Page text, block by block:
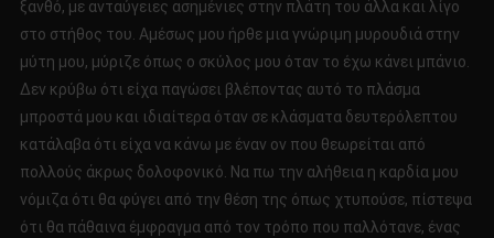
ξανθό, με ανταύγειες ασημένιες στην πλάτη του άλλα και λίγο
στο στήθος του. Αμέσως μου ήρθε μια γνώριμη μυρουδιά στην
μύτη μου, μύριζε όπως ο σκύλος μου όταν το έχω κάνει μπάνιο.
Δεν κρύβω ότι είχα παγώσει βλέποντας αυτό το πλάσμα
μπροστά μου και ιδιαίτερα όταν σε κλάσματα δευτερόλεπτου
κατάλαβα ότι είχα να κάνω με έναν ον που θεωρείται από
πολλούς άκρως δολοφονικό. Να πω την αλήθεια η καρδία μου
νόμιζα ότι θα φύγει από την θέση της όπως χτυπούσε, πίστεψα
ότι θα πάθαινα έμφραγμα από τον τρόπο που παλλότανε, ένας